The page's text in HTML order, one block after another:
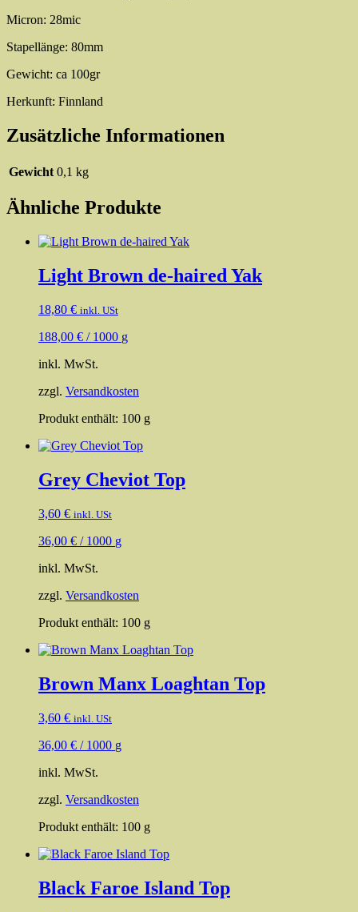
Micron: 28mic
Stapellänge: 80mm
Gewicht: ca 100gr
Herkunft: Finnland
Zusätzliche Informationen
Gewicht 0,1 kg
Ähnliche Produkte
Light Brown de-haired Yak
18,80 € inkl. USt
188,00 € / 1000 g
inkl. MwSt.
zzgl. Versandkosten
Produkt enthält: 100 g
Grey Cheviot Top
3,60 € inkl. USt
36,00 € / 1000 g
inkl. MwSt.
zzgl. Versandkosten
Produkt enthält: 100 g
Brown Manx Loaghtan Top
3,60 € inkl. USt
36,00 € / 1000 g
inkl. MwSt.
zzgl. Versandkosten
Produkt enthält: 100 g
Black Faroe Island Top